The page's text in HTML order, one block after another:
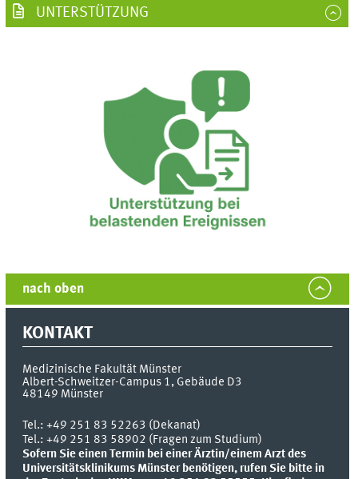
UNTERSTÜTZUNG
nach oben
KONTAKT
Medizinische Fakultät Münster
Albert-Schweitzer-Campus 1, Gebäude D3
48149 Münster
Tel.:+49 251 83 52263 (Dekanat)
Tel.: +49 251 83 58902 (Fragen zum Studium)
Sofern Sie einen Termin bei einer Ärztin/einem Arzt des
Universitätsklinikums Münster benötigen, rufen Sie bitte in